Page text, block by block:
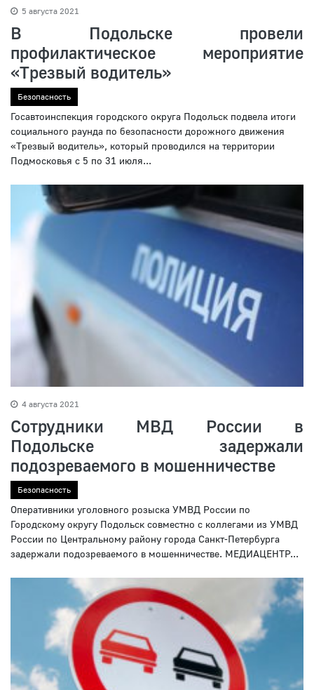
5 августа 2021
В Подольске провели
профилактическое мероприятие
«Трезвый водитель»
Безопасность
Госавтоинспекция городского округа Подольск подвела итоги
социального раунда по безопасности дорожного движения
«Трезвый водитель», который проводился на территории
Подмосковья с 5 по 31 июля...
4 августа 2021
Сотрудники МВД России в
Подольске задержали
подозреваемого в мошенничестве
Безопасность
Оперативники уголовного розыска УМВД России по
Городскому округу Подольск совместно с коллегами из УМВД
России по Центральному району города Санкт-Петербурга
задержали подозреваемого в мошенничестве. МЕДИАЦЕНТР...